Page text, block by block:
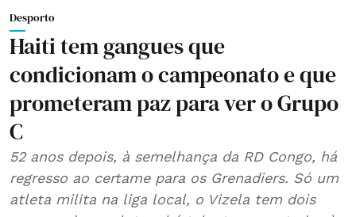
Desporto
Haiti tem gangues que
condicionam o campeonato e que
prometeram paz para ver o Grupo
C
52 anos depois, à semelhança da RD Congo, há
regresso ao certame para os Grenadiers. Só um
atleta milita na liga local, o Vizela tem dois